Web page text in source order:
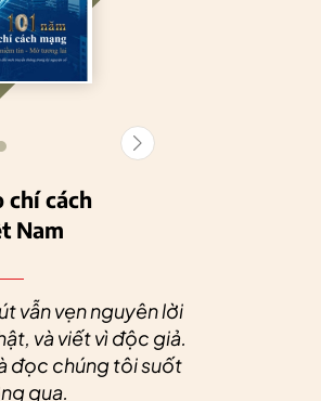
chí cách
Nam
vẫn vẹn nguyên lời
và viết vì độc giả.
đọc chúng tôi suốt
qua.